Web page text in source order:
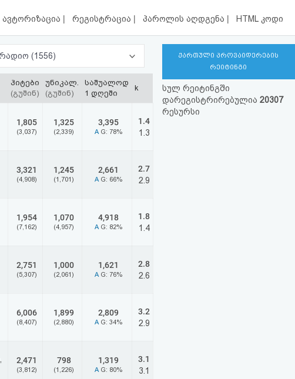
ავტორიზაცია | რეგისტრაცია | პაროლის აღდგენა | HTML კოდი
ახალი ამბები, მედია, ტელევიზია, რადიო (1556)
ჰიტები
(გუშინ)
უნიკალ.
(გუშინ)
საშუალოდ
1 დღეში
k
1,805
(3,037)
1,325
(2,339)
3,395
A G: 78%
1.4
1.3
3,321
(4,908)
1,245
(1,701)
2,661
A G: 66%
2.7
2.9
1,954
(7,162)
1,070
(4,957)
4,918
A G: 82%
1.8
1.4
2,751
(5,307)
1,000
(2,061)
1,621
A G: 76%
2.8
2.6
6,006
(8,407)
1,899
(2,880)
2,809
A G: 34%
3.2
2.9
2,471
(3,812)
798
(1,226)
1,319
A G: 80%
3.1
3.1
ქართული პროვაიდერების
რეიტინგი
სულ რეიტინგში
დარეგისტრირებულია 20307
რესურსი